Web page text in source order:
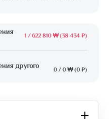
1 / 622 810 ₩ (38 434 ₽)
другого
0 / 0 ₩ (0 ₽)